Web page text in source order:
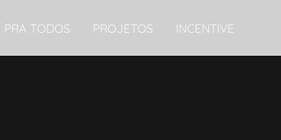
PRA TODOS PROJETOS INCENTIVE